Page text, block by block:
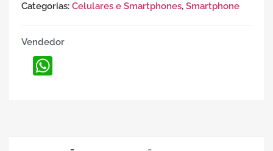
Categorias: Celulares e Smartphones, Smartphone
Vendedor